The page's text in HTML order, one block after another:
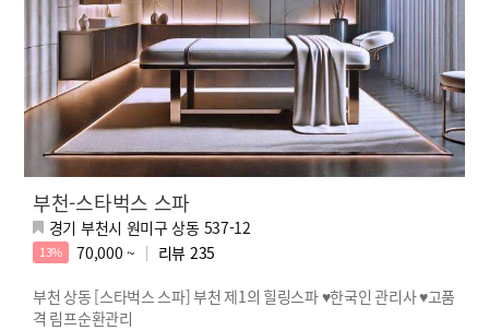
부천-스타벅스 스파
경기 부천시 원미구 상동 537-12
13% 70,000 ~ 리뷰 235
부천 상동 [스타벅스 스파] 부천 제1의 힐링스파 ♥한국인 관리사 ♥고품
격 림프순환관리